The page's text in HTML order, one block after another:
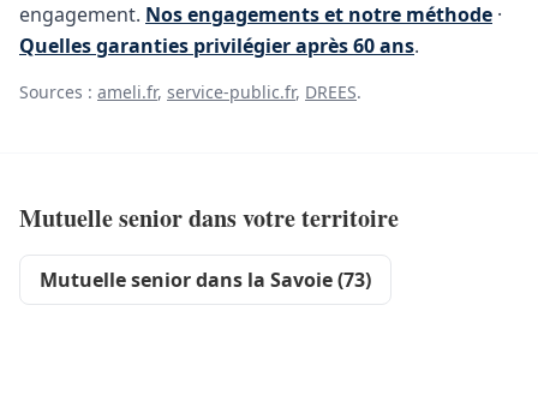
engagement. Nos engagements et notre méthode ·
Quelles garanties privilégier après 60 ans.
Sources : ameli.fr, service-public.fr, DREES.
Mutuelle senior dans votre territoire
Mutuelle senior dans la Savoie (73)